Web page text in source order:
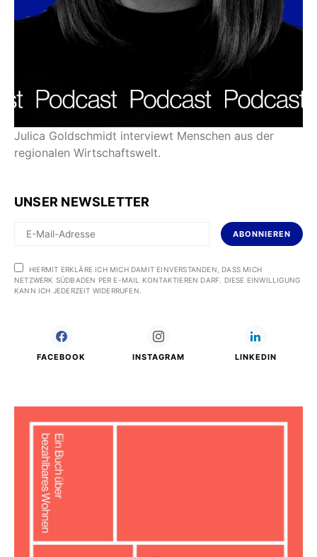
Julica Goldschmidt interviewt Menschen aus der
regionalen Wirtschaftswelt.
UNSER NEWSLETTER
ABONNIEREN
HIERMIT ERKLÄRE ICH MICH DAMIT EINVERSTANDEN, DASS MICH
NETZWERK SÜDBADEN PER E-MAIL KONTAKTIEREN DARF. DIESE EINWILLIGUNG
KANN ICH JEDERZEIT WIDERRUFEN.
FACEBOOK INSTAGRAM LINKEDIN